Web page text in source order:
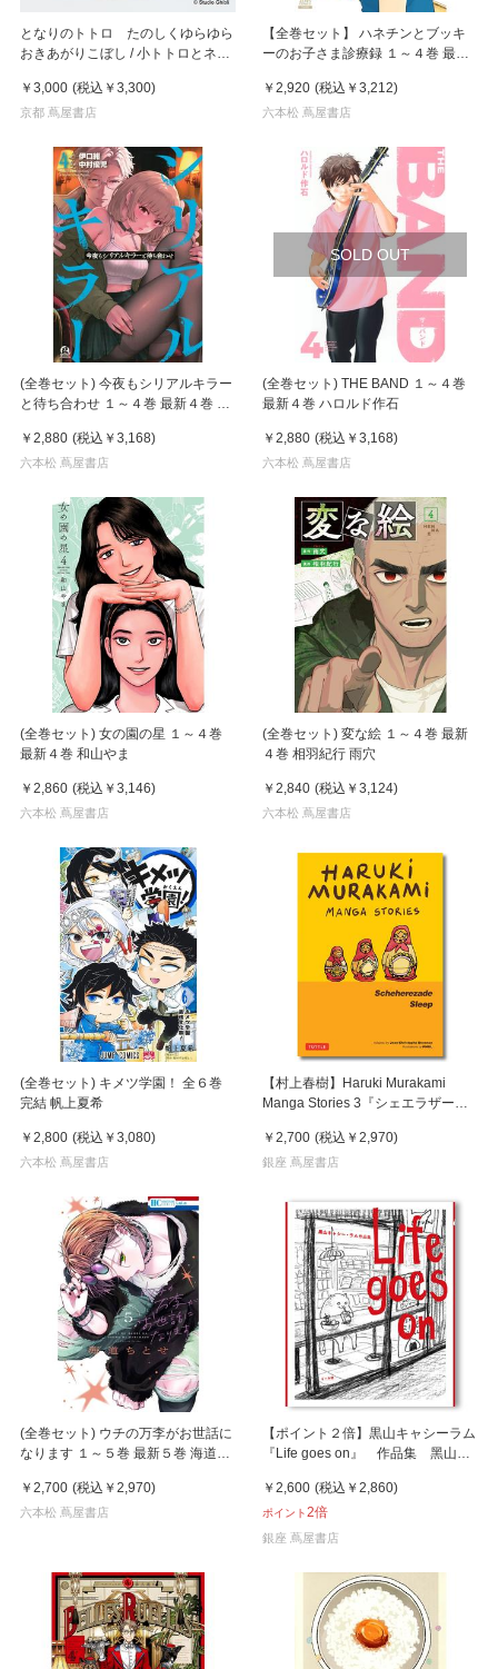
となりのトトロ たのしくゆらゆら
おきあがりこぼし / 小トトロとネコ
￥3,000 (税込 ￥3,300)
京都 蔦屋書店
【全巻セット】 ハネチンとブッキ
ーのお子さま診療録 １～４巻 最新
￥2,920 (税込 ￥3,212)
六本松 蔦屋書店
(全巻セット) 今夜もシリアルキラー
と待ち合わせ １～４巻 最新４巻 中
￥2,880 (税込 ￥3,168)
六本松 蔦屋書店
SOLD OUT
(全巻セット) THE BAND １～４巻
最新４巻 ハロルド作石
￥2,880 (税込 ￥3,168)
六本松 蔦屋書店
(全巻セット) 女の園の星 １～４巻
最新４巻 和山やま
￥2,860 (税込 ￥3,146)
六本松 蔦屋書店
(全巻セット) 変な絵 １～４巻 最新
４巻 相羽紀行 雨穴
￥2,840 (税込 ￥3,124)
六本松 蔦屋書店
(全巻セット) キメツ学園！ 全６巻
完結 帆上夏希
￥2,800 (税込 ￥3,080)
六本松 蔦屋書店
【村上春樹】Haruki Murakami
Manga Stories 3『シェエラザー
シング刊）英訳版
￥2,700 (税込 ￥2,970)
銀座 蔦屋書店
(全巻セット) ウチの万李がお世話に
なります １～５巻 最新５巻 海道ち
￥2,700 (税込 ￥2,970)
六本松 蔦屋書店
【ポイント２倍】黒山キャシーラム
『Life goes on』 作品集 黑山
取り寄せに2週間
￥2,600 (税込 ￥2,860)
ポイント2倍
銀座 蔦屋書店